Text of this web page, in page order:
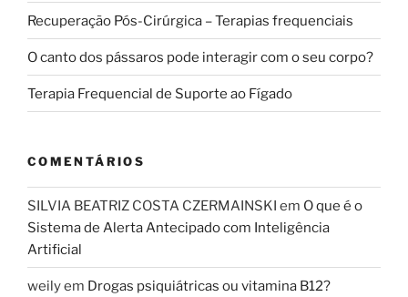
Recuperação Pós-Cirúrgica – Terapias frequenciais
O canto dos pássaros pode interagir com o seu corpo?
Terapia Frequencial de Suporte ao Fígado
COMENTÁRIOS
SILVIA BEATRIZ COSTA CZERMAINSKI em O que é o
Sistema de Alerta Antecipado com Inteligência
Artificial
weilyem Drogas psiquiátricas ou vitamina B12?